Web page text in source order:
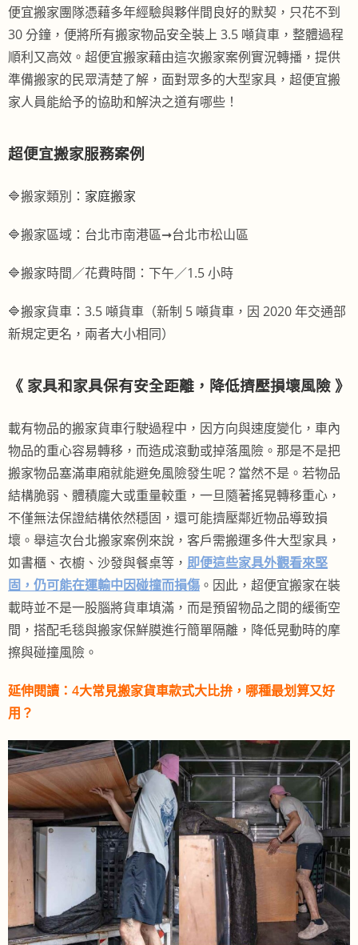
便宜搬家團隊憑藉多年經驗與夥伴間良好的默契，只花不到
30 分鐘，便將所有搬家物品安全裝上 3.5 噸貨車，整體過程
順利又高效。超便宜搬家藉由這次搬家案例實況轉播，提供
準備搬家的民眾清楚了解，面對眾多的大型家具，超便宜搬
家人員能給予的協助和解決之道有哪些！
超便宜搬家服務案例
🔷搬家類別： 家庭搬家
🔷搬家區域：台北市南港區➞台北市松山區
🔷搬家時間／花費時間：下午／1.5 小時
🔷搬家貨車：3.5 噸貨車（新制 5 噸貨車，因 2020 年交通部
新規定更名，兩者大小相同）
《 家具和家具保有安全距離，降低擠壓損壞風險 》
載有物品的搬家貨車行駛過程中，因方向與速度變化，車內
物品的重心容易轉移，而造成滾動或掉落風險。那是不是把
搬家物品塞滿車廂就能避免風險發生呢？當然不是。若物品
結構脆弱、體積龐大或重量較重， 一旦隨著搖晃轉移重心，
不僅無法保證結構依然穩固 ，還可能擠壓鄰近物品導致損
壞。舉這次台北搬家案例來說，客戶需搬運多件大型家具，
如書櫃、衣櫥、沙發與餐桌等， 即便這些家具外觀看來堅
固，仍可能在運輸中因碰撞而損傷 。因此，超便宜搬家在裝
載時並不是一股腦將貨車填滿，而是預留物品之間的緩衝空
間，搭配毛毯與搬家保鮮膜進行簡單隔離，降低晃動時的摩
擦與碰撞風險。
延伸閱讀： 4大常見搬家貨車款式大比拚，哪種最划算又好
用？